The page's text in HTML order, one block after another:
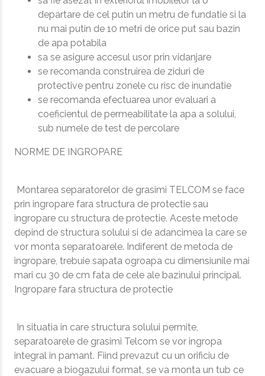
departare de cel putin un metru de fundatie si la
nu mai putin de 10 metri de orice put sau bazin
de apa potabila
sa se asigure accesul usor prin vidanjare
se recomanda construirea de ziduri de
protective pentru zonele cu risc de inundatie
se recomanda efectuarea unor evaluari a
coeficientul de permeabilitate la apa a solului,
sub numele de test de percolare
NORME DE INGROPARE
Montarea separatorelor de grasimi TELCOM se face
prin ingropare fara structura de protectie sau
ingropare cu structura de protectie. Aceste metode
depind de structura solului si de adancimea la care se
vor monta separatoarele. Indiferent de metoda de
ingropare, trebuie sapata ogroapa cu dimensiunile mai
mari cu 30 de cm fata de cele ale bazinului principal.
Ingropare fara structura de protectie
In situatia in care structura solului permite,
separatoarele de grasimi Telcom se vor ingropa
integral in pamant. Fiind prevazut cu un orificiu de
evacuare a biogazului format, se va monta un tub ce